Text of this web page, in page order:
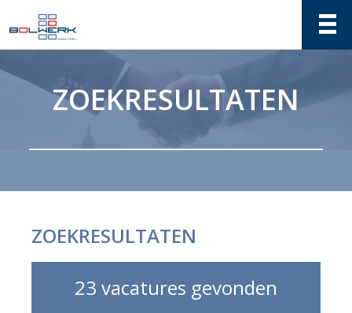
ZOEKRESULTATEN
ZOEKRESULTATEN
23 vacatures gevonden